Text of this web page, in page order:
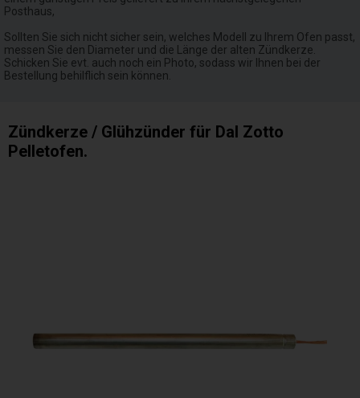
Posthaus,
Sollten Sie sich nicht sicher sein, welches Modell zu Ihrem Ofen passt,
messen Sie den Diameter und die Länge der alten Zündkerze.
Schicken Sie evt. auch noch ein Photo, sodass wir Ihnen bei der
Bestellung behilflich sein können.
Zündkerze / Glühzünder für Dal Zotto
Pelletofen.